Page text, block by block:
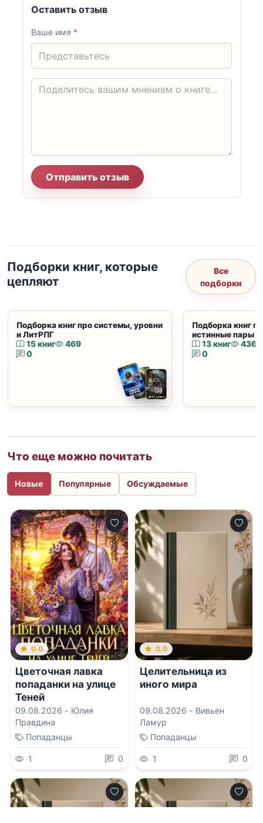
Оставить отзыв
Ваше имя *
Отправить отзыв
Подборки книг, которые
цепляют
Все
подборки
Подборка книг про системы, уровни
и ЛитРПГ
15 книг
469
0
Подборка книг
истинные пары
13 книг
436
0
Что еще можно почитать
Новые Популярные Обсуждаемые
0.0
Цветочная лавка
попаданки на улице
Теней
09.08.2026 - Юлия
Правдина
Попаданцы
1 0
0.0
Целительница из
иного мира
09.08.2026 - Вивьен
Ламур
Попаданцы
1 0